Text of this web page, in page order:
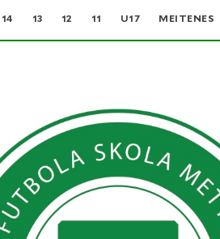
14 13 12 11 U17 MEITENES